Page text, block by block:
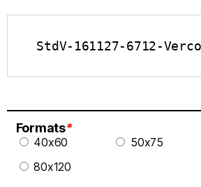
StdV-161127-6712-
Formats*
40x60 50x75
80x120